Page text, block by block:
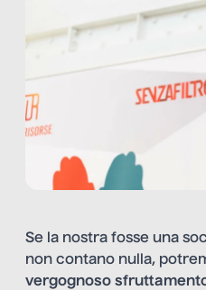
Se la nostra fosse una
non contano nulla,
vergognoso